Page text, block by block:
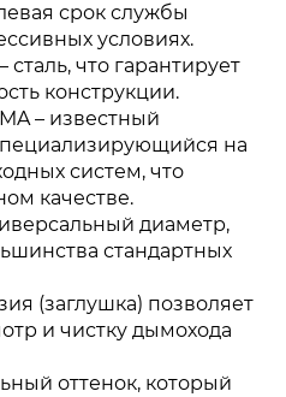
срок службы
условиях.
что гарантирует
конструкции.
– известный
на
систем, что
качестве.
диаметр,
стандартных
(заглушка) позволяет
и чистку дымохода
оттенок, который